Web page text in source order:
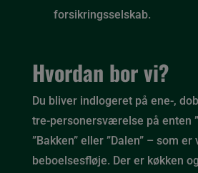
forsikringsselskab.
Hvordan bor vi?
Du bliver indlogeret på ene-,
tre-personersværelse på enten
”Bakken” eller ”Dalen” – som er
beboelsesfløje. Der er køkken